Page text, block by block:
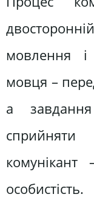
мовлення
мовця –
а